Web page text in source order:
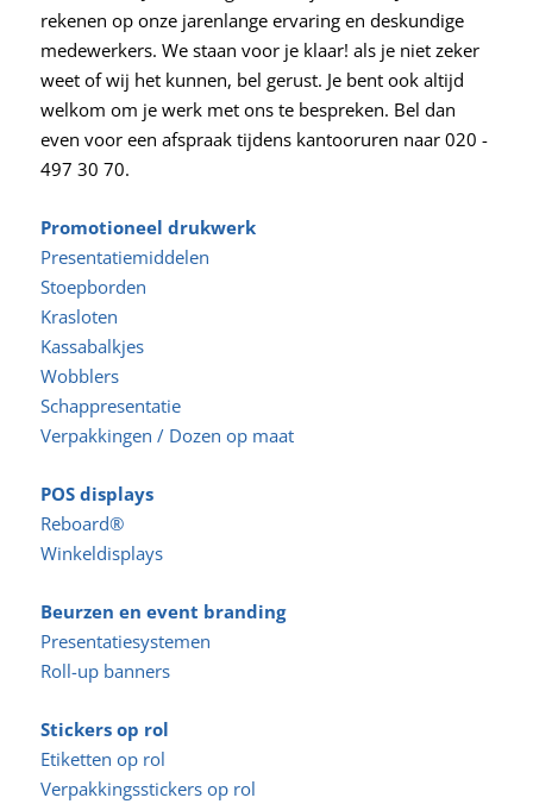
rekenen op onze jarenlange ervaring en deskundige
medewerkers. We staan voor je klaar! als je niet zeker
weet of wij het kunnen, bel gerust. Je bent ook altijd
welkom om je werk met ons te bespreken. Bel dan
even voor een afspraak tijdens kantooruren naar 020 -
497 30 70.
Promotioneel drukwerk
Presentatiemiddelen
Stoepborden
Krasloten
Kassabalkjes
Wobblers
Schappresentatie
Verpakkingen / Dozen op maat
POS displays
Reboard®
Winkeldisplays
Beurzen en event branding
Presentatiesystemen
Roll-up banners
Stickers op rol
Etiketten op rol
Verpakkingsstickers op rol